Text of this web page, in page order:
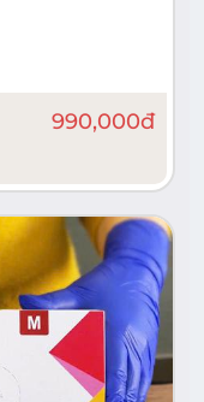
990,000đ